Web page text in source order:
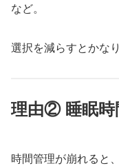
など。
選択を減らすとかな
理由② 睡眠時
時間管理が崩れると、